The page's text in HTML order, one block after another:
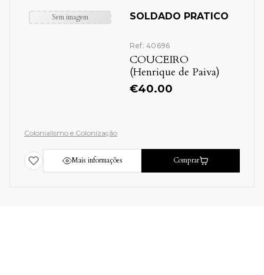
Sem imagem SOLDADO PRATICO
Ref: 40696
COUCEIRO
(Henrique de Paiva)
€40.00
Colonialismo e Colonização
Mais informações Comprar